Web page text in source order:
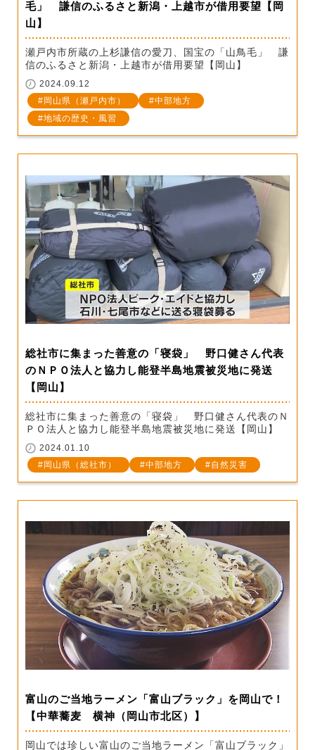
毛」 謙信のふるさと新潟・上越市が借用要望【岡
山】
瀬戸内市所蔵の上杉謙信の愛刀、国宝の「山鳥毛」 謙
信のふるさと新潟・上越市が借用要望【岡山】
2024.09.12
岡山県（瀬戸内市）
中部地方
地域の歴史・風習
総社市に集まった善意の「寝袋」 野口健さん代表
のＮＰＯ法人と協力し能登半島地震被災地に発送
【岡山】
総社市に集まった善意の「寝袋」 野口健さん代表のＮ
ＰＯ法人と協力し能登半島地震被災地に発送【岡山】
2024.01.10
岡山県（総社市）
中部地方 自然災害
富山のご当地ラーメン「富山ブラック」を岡山で！
【中華蕎麦 横神（岡山市北区）】
岡山では珍しい富山のご当地ラーメン「富山ブラック」